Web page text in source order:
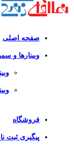
صفحه اصلی
وبینارها و
فروشگاه
پیگیری ثبت